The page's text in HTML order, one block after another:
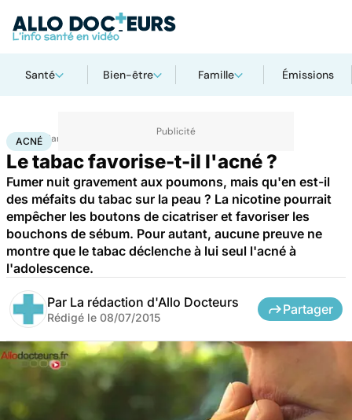
Santé Bien-être Famille Émissions
Accueil Santé
ACNÉ
Le tabac favorise-t-il l'acné ?
Fumer nuit gravement aux poumons, mais qu'en est-il
des méfaits du tabac sur la peau ? La nicotine pourrait
empêcher les boutons de cicatriser et favoriser les
bouchons de sébum. Pour autant, aucune preuve ne
montre que le tabac déclenche à lui seul l'acné à
l'adolescence.
Par La rédaction d'Allo Docteurs
Rédigé le 08/07/2015
Partager